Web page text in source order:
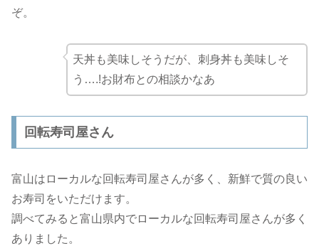
ぞ。
天丼も美味しそうだが、刺身丼も美味しそ
う….!お財布との相談かなあ
回転寿司屋さん
富山はローカルな回転寿司屋さんが多く、新鮮で質の良い
お寿司をいただけます。
調べてみると富山県内でローカルな回転寿司屋さんが多く
ありました。